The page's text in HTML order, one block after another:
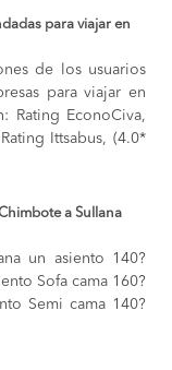
para viajar en
de los usuarios
para viajar en
Rating EconoCiva,
Ittsabus, (4.0*
a Sullana
un asiento 140?
Sofa cama 160?
Semi cama 140?